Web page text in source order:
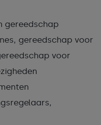
gereedschap
gereedschap voor
voor